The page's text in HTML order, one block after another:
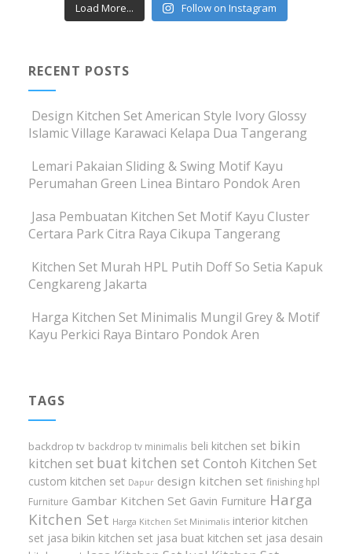
Load More... Follow on Instagram
RECENT POSTS
Design Kitchen Set American Style Ivory Glossy
Islamic Village Karawaci Kelapa Dua Tangerang
Lemari Pakaian Sliding & Swing Motif Kayu
Perumahan Green Linea Bintaro Pondok Aren
Jasa Pembuatan Kitchen Set Motif Kayu Cluster
Certara Park Citra Raya Cikupa Tangerang
Kitchen Set Murah HPL Putih Doff So Setia Kapuk
Cengkareng Jakarta
Harga Kitchen Set Minimalis Mungil Grey & Motif
Kayu Perkici Raya Bintaro Pondok Aren
TAGS
backdrop tv backdrop tv minimalis beli kitchen set bikin
kitchen set buat kitchen set Contoh Kitchen Set
custom kitchen set Dapur design kitchen set finishing hpl
Furniture Gambar Kitchen Set Gavin Furniture Harga
Kitchen Set Harga Kitchen Set Minimalis interior kitchen
set jasa bikin kitchen set jasa buat kitchen set jasa desain